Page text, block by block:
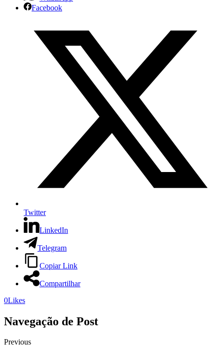
Facebook
Twitter
LinkedIn
Telegram
Copiar Link
Compartilhar
0Likes
Navegação de Post
Previous